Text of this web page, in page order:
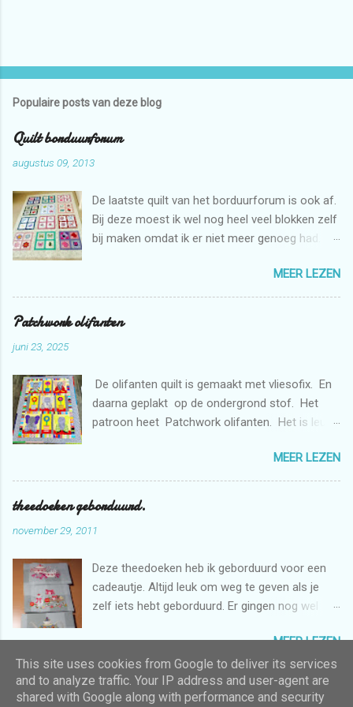
Populaire posts van deze blog
Quilt borduurforum
augustus 09, 2013
De laatste quilt van het borduurforum is ook af.
Bij deze moest ik wel nog heel veel blokken zelf
bij maken omdat ik er niet meer genoeg had.
borduren met de borduurmachine. Deze quilt is
weer bestemd voor de stichting Verdanda.
MEER LEZEN
Patchwork olifanten
juni 23, 2025
De olifanten quilt is gemaakt met vliesofix. En
daarna geplakt op de ondergrond stof. Het
patroon heet Patchwork olifanten. Het is leuk
de borduurmachine. De quilt is doorgequilt uit
de vrije hand met de naaimachine. En
gedeeltelijk met rulers.
MEER LEZEN
theedoeken geborduurd.
november 29, 2011
Deze theedoeken heb ik geborduurd voor een
cadeautje. Altijd leuk om weg te geven als je
zelf iets hebt geborduurd. Er gingen nog wel
Want er zijn heel veel kleurwisselingen in de
patronen.
MEER LEZEN
This site uses cookies from Google to deliver its services
and to analyze traffic. Your IP address and user-agent are
shared with Google along with performance and security